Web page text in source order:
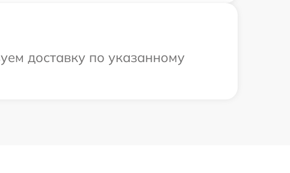
доставку по указанному